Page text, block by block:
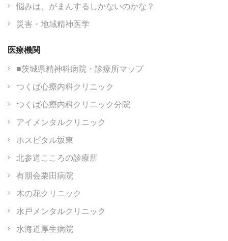
悩みは、がまんするしかないのかな？
災害・地域精神医学
医療機関
■茨城県精神科病院・診療所マップ
つくば心療内科クリニック
つくば心療内科クリニック分院
アイメンタルクリニック
ホスピタル坂東
北参道こころの診療所
有朋会栗田病院
木の花クリニック
水戸メンタルクリニック
水海道厚生病院